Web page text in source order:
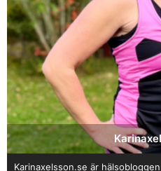
Karinaxelsson.se är